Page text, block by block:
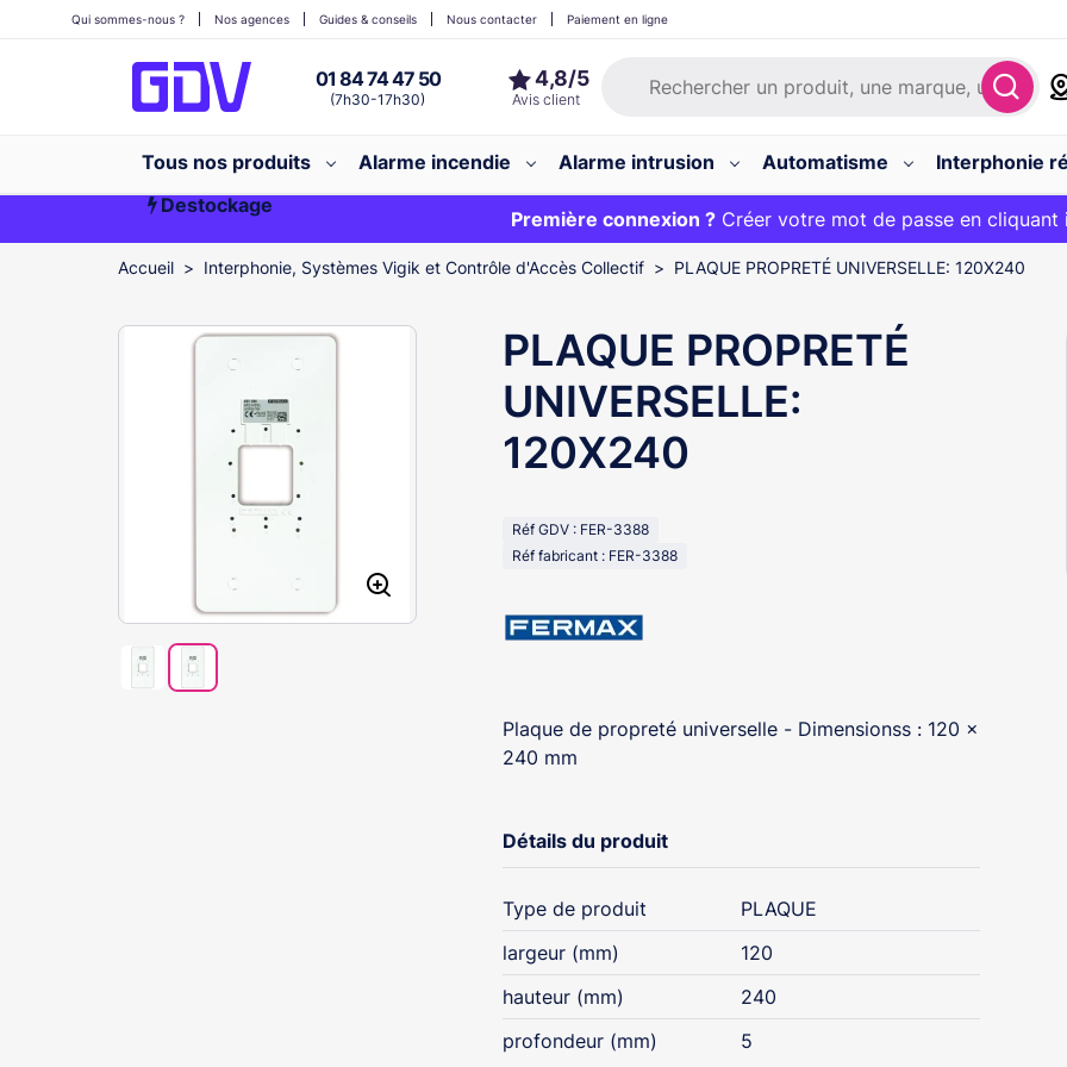
01 84 74 47 50
(7h30-17h30)
Qui sommes-nous ? Nos agences Guides & conseils Nous contacter Paiement en ligne
Tous nos produits Alarme incendie Alarme intrusion Automatisme
Interphonie
Destockage
Première commande ?20€ OFFERT sur votre panier et livraison 24/48h gratuite
Première connexion ?Créer votre mot de passe en
EXCLU WEB :
Accueil Interphonie, Systèmes Vigik et Contrôle d'Accès Collectif PLAQUE PROPRETÉ UNIVERSELLE: 120X240
PLAQUE PROPRETÉ
UNIVERSELLE:
120X240
Réf GDV : FER-3388
Réf fabricant : FER-3388
Plaque de propreté universelle - Dimensionss : 120 x
240 mm
Détails du produit
Type de produit
PLAQUE
largeur (mm)
120
hauteur (mm)
240
profondeur (mm)
5